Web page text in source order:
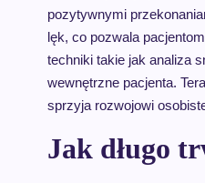
pozytywnymi
lęk, co pozwala
techniki takie jak analiza
wewnętrzne pacjenta.
sprzyja rozwojowi
Jak długo